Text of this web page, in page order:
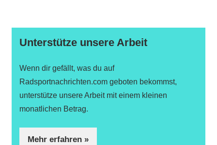
Unterstütze unsere Arbeit
Wenn dir gefällt, was du auf
Radsportnachrichten.com geboten bekommst,
unterstütze unsere Arbeit mit einem kleinen
monatlichen Betrag.
Mehr erfahren »